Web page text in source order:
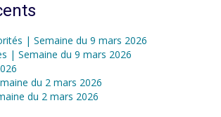
| Semaine du 9 mars 2026
| Semaine du 9 mars 2026
du 2 mars 2026
du 2 mars 2026